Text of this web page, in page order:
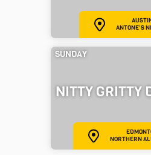
ANTONE'S
SUNDAY
NITTY GRITTY
NORTHERN